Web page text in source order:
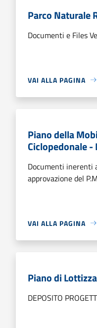
Parco Naturale
Documenti e Files
VAI ALLA PAGINA
Piano della
Ciclopedonale
Documenti inerenti
approvazione del
VAI ALLA PAGINA
Piano di
DEPOSITO